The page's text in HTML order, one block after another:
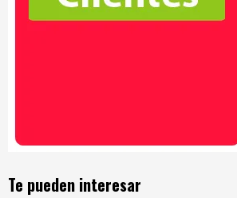
Te pueden interesar